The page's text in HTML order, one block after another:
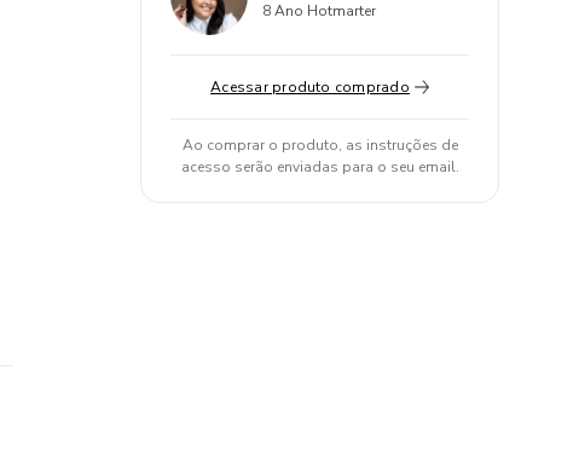
8 Ano Hotmarter
Acessar produto comprado
Ao comprar o produto, as instruções de
acesso serão enviadas para o seu email.